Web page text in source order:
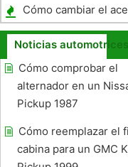
Cómo cambiar el
trasero en un 2002
Noticias automotrices
Cómo comprobar el
alternador en un
Pickup 1987
Cómo reemplazar el
cabina para un GMC